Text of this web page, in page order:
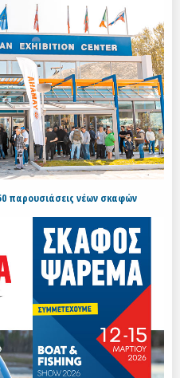
παρουσιάσεις νέων σκαφών